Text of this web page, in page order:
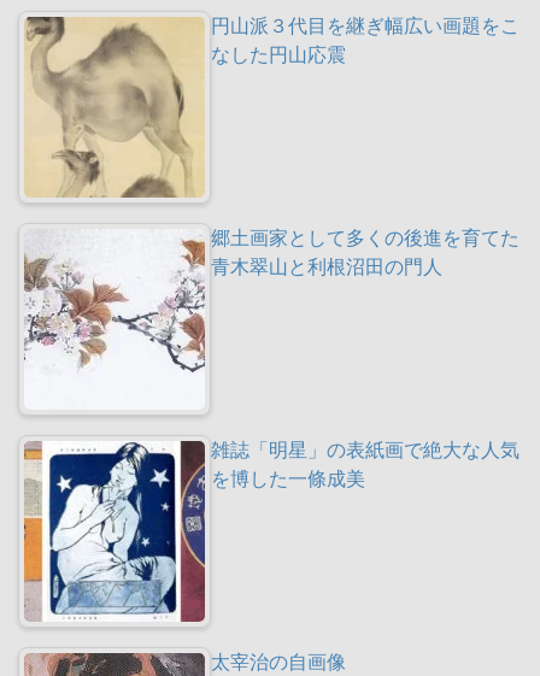
円山派３代目を継ぎ幅広い画題をこ
なした円山応震
郷土画家として多くの後進を育てた
青木翠山と利根沼田の門人
雑誌「明星」の表紙画で絶大な人気
を博した一條成美
太宰治の自画像